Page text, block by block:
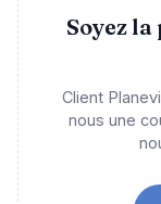
Soyez
Client
nous une